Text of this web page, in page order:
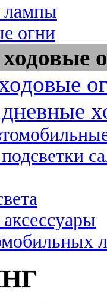
лампы
огни